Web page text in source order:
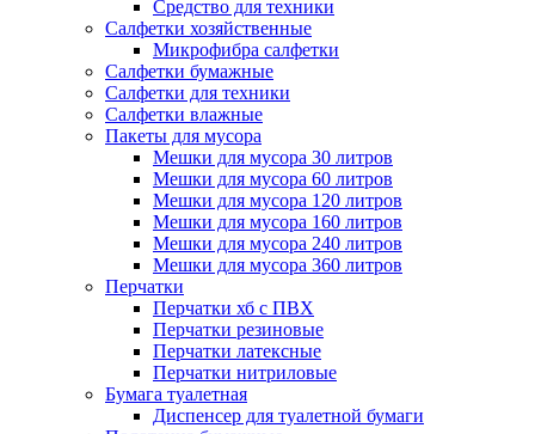
Средство для техники
Салфетки хозяйственные
Микрофибра салфетки
Салфетки бумажные
Салфетки для техники
Салфетки влажные
Пакеты для мусора
Мешки для мусора 30 литров
Мешки для мусора 60 литров
Мешки для мусора 120 литров
Мешки для мусора 160 литров
Мешки для мусора 240 литров
Мешки для мусора 360 литров
Перчатки
Перчатки хб с ПВХ
Перчатки резиновые
Перчатки латексные
Перчатки нитриловые
Бумага туалетная
Диспенсер для туалетной бумаги